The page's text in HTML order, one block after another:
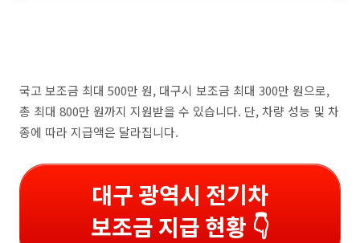
국고 보조금 최대 500만 원, 대구시 보조금 최대 300만 원으로,
총 최대 800만 원까지 지원받을 수 있습니다. 단, 차량 성능 및 차
종에 따라 지급액은 달라집니다.
대구 광역시 전기차
보조금 지급 현황 👇